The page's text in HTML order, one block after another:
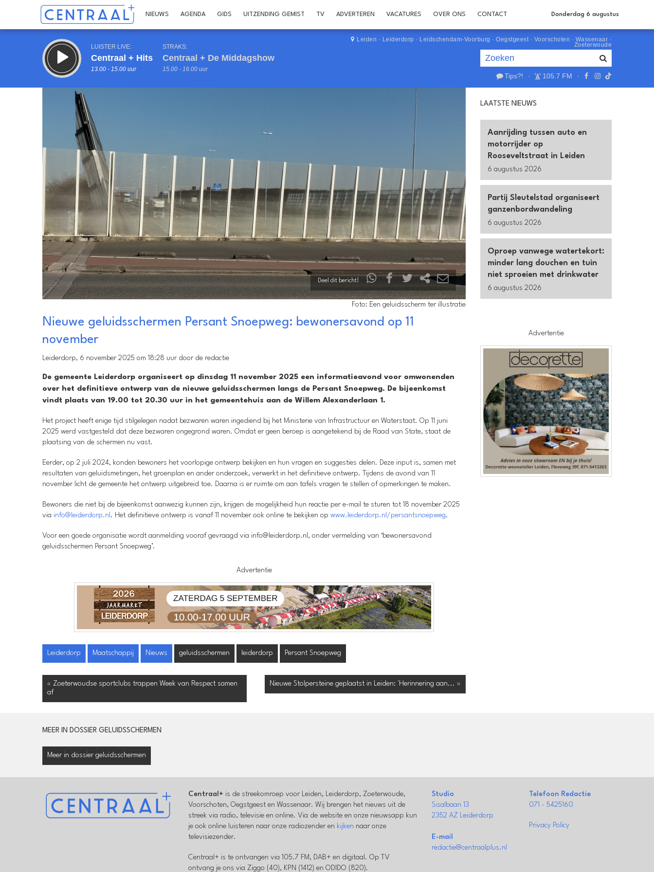
NIEUWS AGENDA GIDS UITZENDING GEMIST TV ADVERTEREN VACATURES OVER ONS CONTACT Donderdag 6 augustus
LUISTER LIVE:
Centraal + Hits
13.00 - 15.00 uur
STRAKS:
Centraal + De Middagshow
15.00 - 16.00 uur
Leiden · Leiderdorp · Leidschendam-Voorburg · Oegstgeest· Voorschoten · Wassenaar ·
Zoeterwoude
Tips?! · 105.7 FM ·
Deel dit bericht!
Foto: Een geluidsscherm ter illustratie
Nieuwe geluidsschermen Persant Snoepweg: bewonersavond op 11
november
Leiderdorp, 6 november 2025 om 18:28 uur door de redactie
De gemeente Leiderdorp organiseert op dinsdag 11 november 2025 een informatieavond voor omwonenden
over het definitieve ontwerp van de nieuwe geluidsschermen langs de Persant Snoepweg. De bijeenkomst
vindt plaats van 19.00 tot 20.30 uur in het gemeentehuis aan de Willem Alexanderlaan 1.
Het project heeft enige tijd stilgelegen nadat bezwaren waren ingediend bij het Ministerie van Infrastructuur en Waterstaat. Op 11 juni
2025 werd vastgesteld dat deze bezwaren ongegrond waren. Omdat er geen beroep is aangetekend bij de Raad van State, staat de
plaatsing van de schermen nu vast.
Eerder, op 2 juli 2024, konden bewoners het voorlopige ontwerp bekijken en hun vragen en suggesties delen. Deze input is, samen met
resultaten van geluidsmetingen, het groenplan en ander onderzoek, verwerkt in het definitieve ontwerp. Tijdens de avond van 11
november licht de gemeente het ontwerp uitgebreid toe. Daarna is er ruimte om aan tafels vragen te stellen of opmerkingen te maken.
Bewoners die niet bij de bijeenkomst aanwezig kunnen zijn, krijgen de mogelijkheid hun reactie per e-mail te sturen tot 18 november 2025
via info@leiderdorp.nl. Het definitieve ontwerp is vanaf 11 november ook online te bekijken op www.leiderdorp.nl/persantsnoepweg.
Voor een goede organisatie wordt aanmelding vooraf gevraagd via info@leiderdorp.nl, onder vermelding van ‘bewonersavond
geluidsschermen Persant Snoepweg’.
Advertentie
Leiderdorp Maatschappij Nieuws geluidsschermen leiderdorp Persant Snoepweg
« Zoeterwoudse sportclubs trappen Week van Respect samen
af
Nieuwe Stolpersteine geplaatst in Leiden: 'Herinnering aan... »
LAATSTE NIEUWS
Aanrijding tussen auto en
motorrijder op
Rooseveltstraat in Leiden
6 augustus 2026
Partij Sleutelstad organiseert
ganzenbordwandeling
6 augustus 2026
Oproep vanwege watertekort:
minder lang douchen en tuin
niet sproeien met drinkwater
6 augustus 2026
Advertentie
MEER IN DOSSIER GELUIDSSCHERMEN
Meer in dossier geluidsschermen
Centraal+ is de streekomroep voor Leiden, Leiderdorp, Zoeterwoude,
Voorschoten, Oegstgeest en Wassenaar. Wij brengen het nieuws uit de
streek via radio, televisie en online. Via de website en onze nieuwsapp kun
je ook online luisteren naar onze radiozender en kijken naar onze
televisiezender.
Centraal+ is te ontvangen via 105.7 FM, DAB+ en digitaal. Op TV
ontvang je ons via Ziggo (40), KPN (1412) en ODIDO (820).
Studio
Sisalbaan 13
2352 AZ Leiderdorp
E-mail
redactie@centraalplus.nl
Telefoon Redactie
071 - 5425160
Privacy Policy